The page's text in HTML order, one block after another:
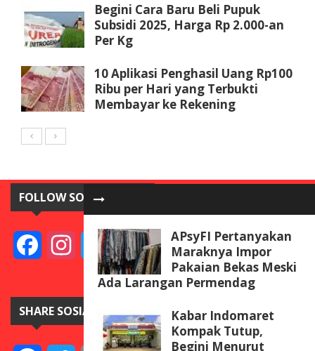
APsyFI Pertanyakan
Maraknya Impor
Pakaian Bekas Meski
Ada Larangan Permendag
Kabar Indomaret
Kompak Tutup,
Begini Menurut
Begini Cara Baru Beli Pupuk
Subsidi 2025, Harga Rp 2.000-an
Per Kg
10 Aplikasi Penghasil Uang Rp100
Ribu per Hari yang Terbukti
Membayar ke Rekening
FOLLOW SOSIAL MEDIA
FacebookInstagramTwitterYouTube
SHARE SOSIAL MEDIA